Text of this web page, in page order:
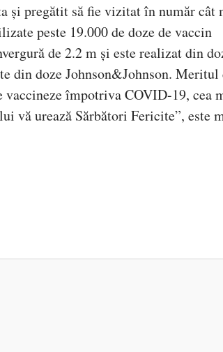
și pregătit să fie vizitat în număr cât
peste 19.000 de doze de vaccin
de 2.2 m și este realizat din
din doze Johnson&Johnson. Meritul
vaccineze împotriva COVID-19, cea
vă urează Sărbători Fericite”, este